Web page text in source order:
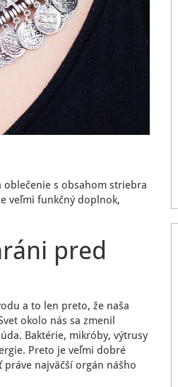
s obsahom striebra
veľmi funkčný doplnok,
pred
a to len preto, že naša
okolo nás sa zmenil
Baktérie, mikróby, výtrusy
Preto je veľmi dobré
najväčší orgán nášho